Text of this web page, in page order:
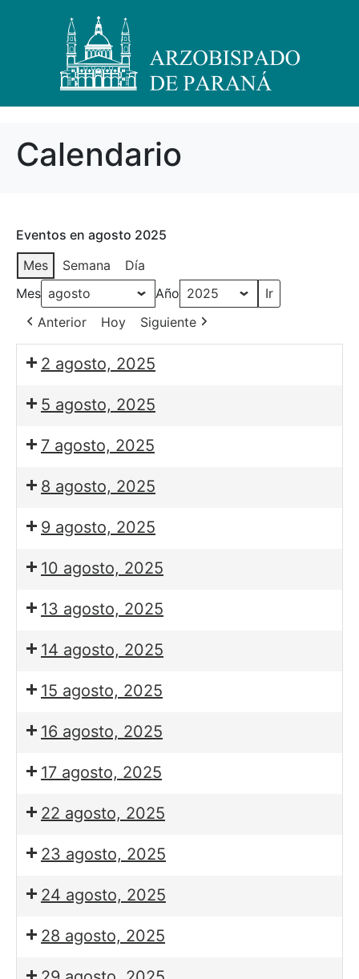
Calendario
Eventos en agosto 2025
Mes
Semana
Día
Mes
Año
Anterior
Hoy Siguiente
2 agosto, 2025
5 agosto, 2025
7 agosto, 2025
8 agosto, 2025
9 agosto, 2025
10 agosto, 2025
13 agosto, 2025
14 agosto, 2025
15 agosto, 2025
16 agosto, 2025
17 agosto, 2025
22 agosto, 2025
23 agosto, 2025
24 agosto, 2025
28 agosto, 2025